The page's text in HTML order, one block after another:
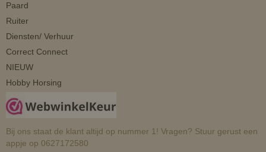
Paard
Ruiter
Diensten/ Verhuur
Correct Connect
NIEUW
Hobby Horsing
Bij ons staat de klant altijd op nummer 1! Vragen? Stuur gerust een
appje op 0627172580